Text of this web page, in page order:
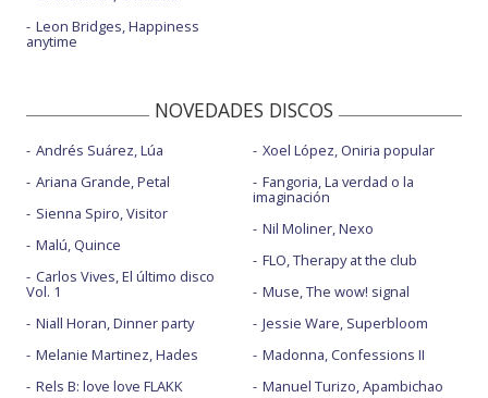
Leon Bridges, Happiness
anytime
NOVEDADES DISCOS
Andrés Suárez, Lúa
Ariana Grande, Petal
Sienna Spiro, Visitor
Malú, Quince
Carlos Vives, El último disco
Vol. 1
Niall Horan, Dinner party
Melanie Martinez, Hades
Rels B: love love FLAKK
Xoel López, Oniria popular
Fangoria, La verdad o la
imaginación
Nil Moliner, Nexo
FLO, Therapy at the club
Muse, The wow! signal
Jessie Ware, Superbloom
Madonna, Confessions II
Manuel Turizo, Apambichao